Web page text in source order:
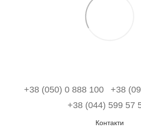
+38 (050) 0 888 100
+38
+38 (044) 599 57
Контакти